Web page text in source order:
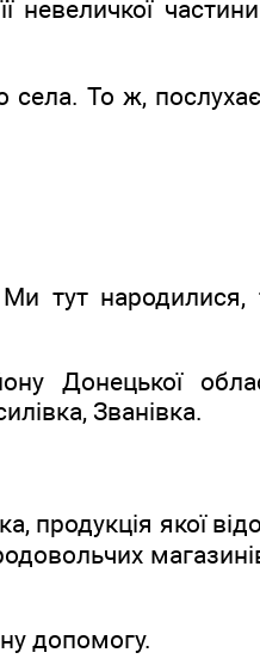
невеличкої
села. То ж,
тут народилися,
Донецької
Званівка.
продукція якої
допомогу.